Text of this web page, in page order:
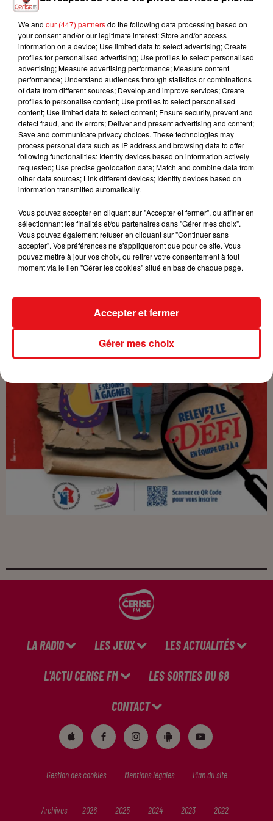
Lieu
Parc des Expositions de Colmar,
Avenue de la Foire aux Vins
68000 Colmar
Organisateur Parc des Expositions de Colmar
LA RADIO LES JEUX LES ACTUALITÉS
L'ACTU CERISE FM LES SORTIES DU 68
CONTACT
Gestion des cookies Mentions légales Plan du site
Archives 2026 2025 2024 2023 2022
We and our (447) partnersdo the following data processing based on
your consent and/or our legitimate interest: Store and/or access
information on a device; Use limited data to select advertising; Create
profiles for personalised advertising; Use profiles to select personalised
advertising; Measure advertising performance; Measure content
performance; Understand audiences through statistics or combinations
of data from different sources; Develop and improve services; Create
profiles to personalise content; Use profiles to select personalised
content; Use limited data to select content; Ensure security, prevent and
detect fraud, and fix errors; Deliver and present advertising and content;
Save and communicate privacy choices. These technologies may
process personal data such as IP address and browsing data to offer
following functionalities: Identify devices based on information actively
requested; Use precise geolocation data; Match and combine data from
other data sources; Link different devices; Identify devices based on
information transmitted automatically.
Vous pouvez accepter en cliquant sur "Accepter et fermer", ou affiner en
sélectionnant les finalités et/ou partenaires dans "Gérer mes choix".
Vous pouvez également refuser en cliquant sur "Continuer sans
accepter". Vos préférences ne s'appliqueront que pour ce site. Vous
pouvez mettre à jour vos choix, ou retirer votre consentement à tout
moment via le lien "Gérer les cookies" situé en bas de chaque page.
Gérer mes choix
Accepter et fermer